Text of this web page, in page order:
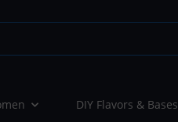
DIY Flavors & Bases